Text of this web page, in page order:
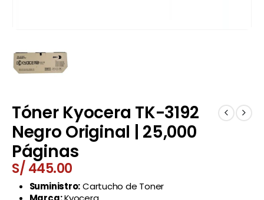
Tóner Kyocera TK-3192
Negro Original | 25,000
Páginas
S/ 445.00
Suministro:Cartucho de Toner